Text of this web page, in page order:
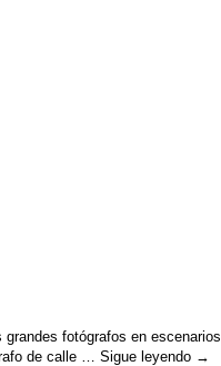
fotógrafos en escenarios
de calle … Sigue leyendo →